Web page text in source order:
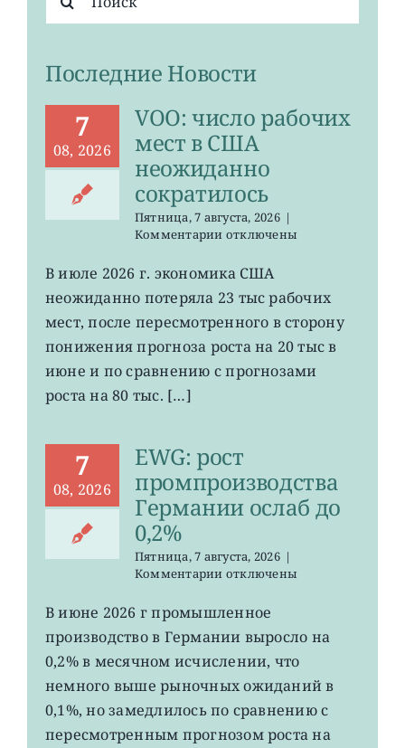
поиска:
Последние Новости
7
08, 2026
VOO: число рабочих
мест в США
неожиданно
сократилось
Пятница, 7 августа, 2026 |
Комментариик
VOO:
рабочих
мест
США
неожиданно
отключены
В июле 2026 г. экономика США
неожиданно потеряла 23 тыс рабочих
мест, после пересмотренного в сторону
понижения прогноза роста на 20 тыс в
июне и по сравнению с прогнозами
роста на 80 тыс. […]
7
08, 2026
EWG: рост
промпроизводства
Германии ослаб до
0,2%
Пятница, 7 августа, 2026 |
Комментариик
EWG:
рост
промпроизводства
Германии
до
0,2%
отключены
В июне 2026 г промышленное
производство в Германии выросло на
0,2% в месячном исчислении, что
немного выше рыночных ожиданий в
0,1%, но замедлилось по сравнению с
пересмотренным прогнозом роста на